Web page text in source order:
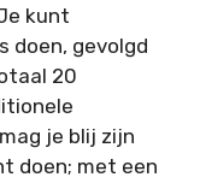
kunt
doen, gevolgd
20
je blij zijn
doen; met een